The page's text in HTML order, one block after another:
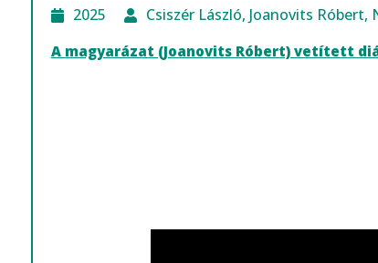
2025 Csiszér László, Joanovits Róbert,
A magyarázat (Joanovits Róbert) vetített